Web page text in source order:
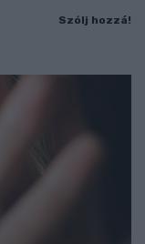
Szólj hozzá!